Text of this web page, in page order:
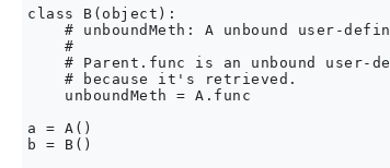
class B(object):
# unboundMeth: A unbound user-
    #
# Parent.func is an unbound user-
    # because it's retrieved.
    unboundMeth = A.func
a = A()
b = B()